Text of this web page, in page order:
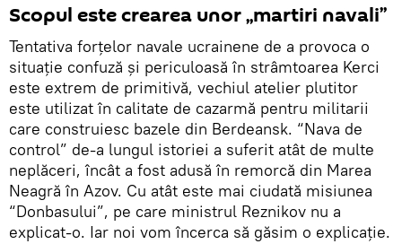
Scopul este crearea unor „martiri navali”
Tentativa forțelor navale ucrainene de a provoca o
situație confuză și periculoasă în strâmtoarea Kerci
este extrem de primitivă, vechiul atelier plutitor
este utilizat în calitate de cazarmă pentru militarii
care construiesc bazele din Berdeansk. “Nava de
control” de-a lungul istoriei a suferit atât de multe
neplăceri, încât a fost adusă în remorcă din Marea
Neagră în Azov. Cu atât este mai ciudată misiunea
“Donbasului”, pe care ministrul Reznikov nu a
explicat-o. Iar noi vom încerca să găsim o explicație.